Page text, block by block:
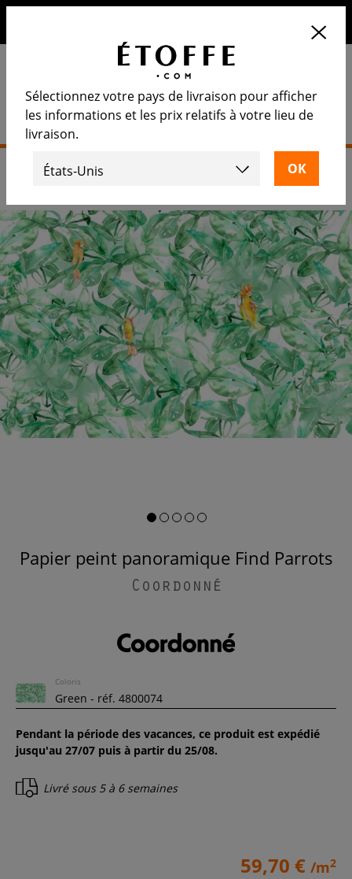
Papier peint panoramique Find Parrots
Coordonné
Coloris
Pendant la période des vacances, ce produit est expédié
jusqu'au 27/07 puis à partir du 25/08.
Livré sous 5 à 6 semaines
59,70 € /m2
Sélectionnez votre pays de livraison pour afficher
les informations et les prix relatifs à votre lieu de
livraison.